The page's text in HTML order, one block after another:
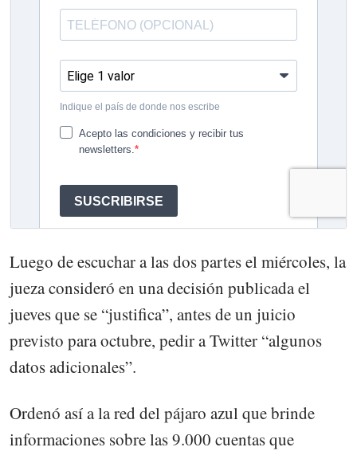
Luego de escuchar a las dos partes el miércoles, la
jueza consideró en una decisión publicada el
jueves que se “justifica”, antes de un juicio
previsto para octubre, pedir a Twitter “algunos
datos adicionales”.
Ordenó así a la red del pájaro azul que brinde
informaciones sobre las 9.000 cuentas que